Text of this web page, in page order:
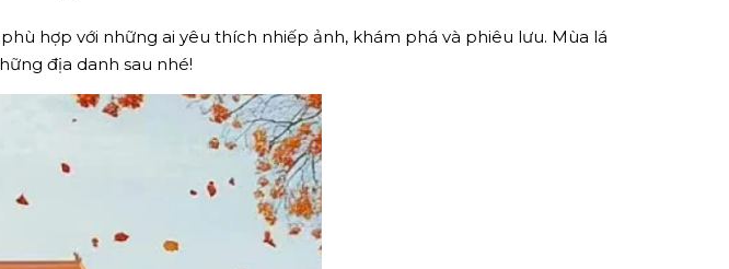
hợp với những ai yêu thích nhiếp ảnh, khám phá và phiêu lưu. Mùa lá
địa danh sau nhé!